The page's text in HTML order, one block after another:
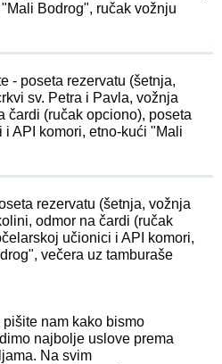
Bodrog", ručak vožnju
- poseta rezervatu (šetnja,
sv. Petra i Pavla, vožnja
čardi (ručak opciono), poseta
API komori, etno-kući "Mali
rezervatu (šetnja, vožnja
odmor na čardi (ručak
učionici i API komori,
večera uz tamburaše
nam kako bismo
najbolje uslove prema
Na svim